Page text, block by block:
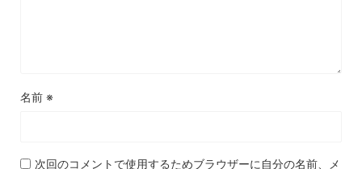
名前 ※
次回のコメントで使用するためブラウザーに自分の名前、メ